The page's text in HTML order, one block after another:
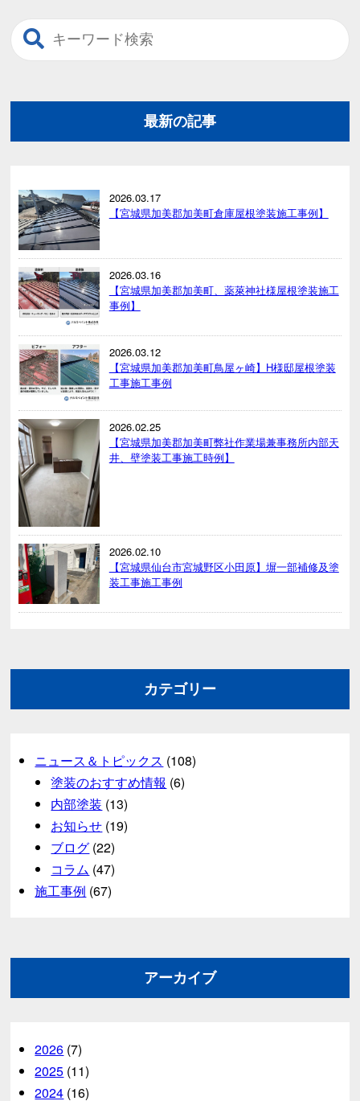
最新の記事
2026.03.17
【宮城県加美郡加美町倉庫屋根塗装施工事例】
2026.03.16
【宮城県加美郡加美町、薬萊神社様屋根塗装施工
事例】
2026.03.12
【宮城県加美郡加美町鳥屋ヶ崎】H様邸屋根塗装
工事施工事例
2026.02.25
【宮城県加美郡加美町弊社作業場兼事務所内部天
井、壁塗装工事施工時例】
2026.02.10
【宮城県仙台市宮城野区小田原】塀一部補修及塗
装工事施工事例
カテゴリー
ニュース＆トピックス (108)
塗装のおすすめ情報 (6)
内部塗装 (13)
お知らせ (19)
ブログ (22)
コラム (47)
施工事例 (67)
アーカイブ
2026 (7)
2025 (11)
2024 (16)